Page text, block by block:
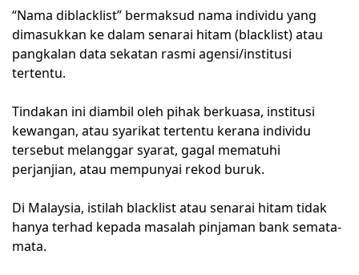
“Nama diblacklist” bermaksud nama individu yang
dimasukkan ke dalam senarai hitam (blacklist) atau
pangkalan data sekatan rasmi agensi/institusi
tertentu.
Tindakan ini diambil oleh pihak berkuasa, institusi
kewangan, atau syarikat tertentu kerana individu
tersebut melanggar syarat, gagal mematuhi
perjanjian, atau mempunyai rekod buruk.
Di Malaysia, istilah blacklist atau senarai hitam tidak
hanya terhad kepada masalah pinjaman bank semata-
mata.